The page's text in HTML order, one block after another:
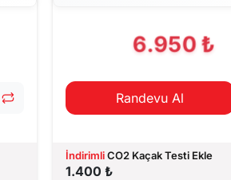
6.950 ₺
Randevu Al
İndirimliCO2 Kaçak Testi Ekle
1.400 ₺